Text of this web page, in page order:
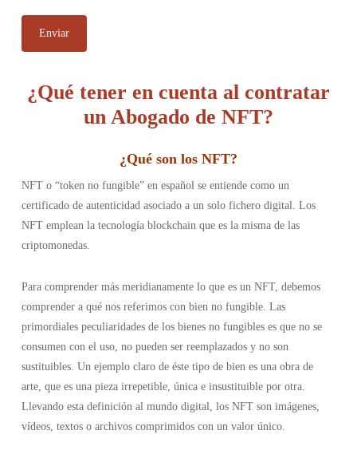
¿Qué tener en cuenta al contratar
un Abogado de NFT?
¿Qué son los NFT?
NFT o “token no fungible” en español se entiende como un
certificado de autenticidad asociado a un solo fichero digital. Los
NFT emplean la tecnología blockchain que es la misma de las
criptomonedas.
Para comprender más meridianamente lo que es un NFT, debemos
comprender a qué nos referimos con bien no fungible. Las
primordiales peculiaridades de los bienes no fungibles es que no se
consumen con el uso, no pueden ser reemplazados y no son
sustituibles. Un ejemplo claro de éste tipo de bien es una obra de
arte, que es una pieza irrepetible, única e insustituible por otra.
Llevando esta definición al mundo digital, los NFT son imágenes,
vídeos, textos o archivos comprimidos con un valor único.